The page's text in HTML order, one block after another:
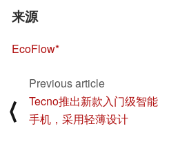
来源
EcoFlow
⟨
Previous article
Tecno推出新款入门级智能
手机，采用轻薄设计